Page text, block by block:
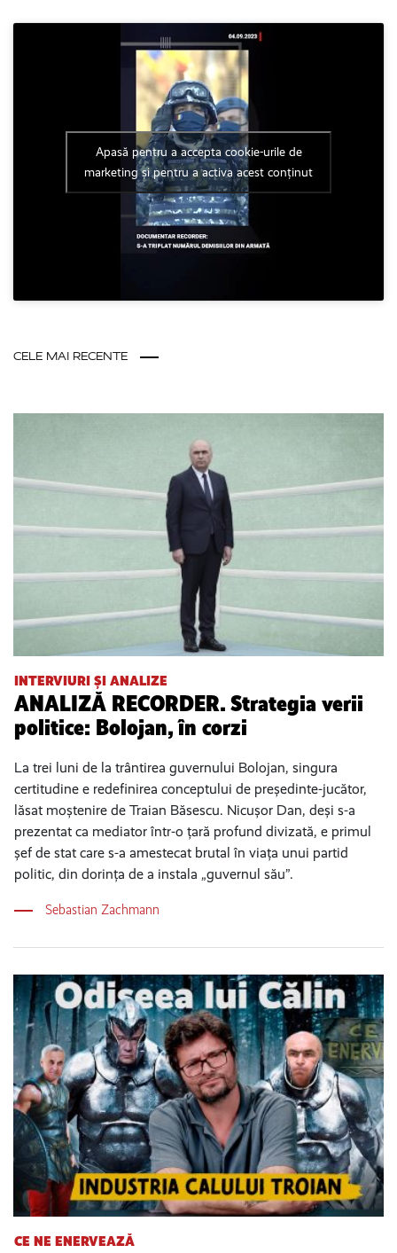
Apasă pentru a accepta cookie-urile de
marketing și pentru a activa acest conținut
CELE MAI RECENTE
INTERVIURI ȘI ANALIZE
ANALIZĂ RECORDER. Strategia verii
politice: Bolojan, în corzi
La trei luni de la trântirea guvernului Bolojan, singura
certitudine e redefinirea conceptului de președinte-jucător,
lăsat moștenire de Traian Băsescu. Nicușor Dan, deși s-a
prezentat ca mediator într-o țară profund divizată, e primul
șef de stat care s-a amestecat brutal în viața unui partid
politic, din dorința de a instala „guvernul său”.
Sebastian Zachmann
CE NE ENERVEAZĂ